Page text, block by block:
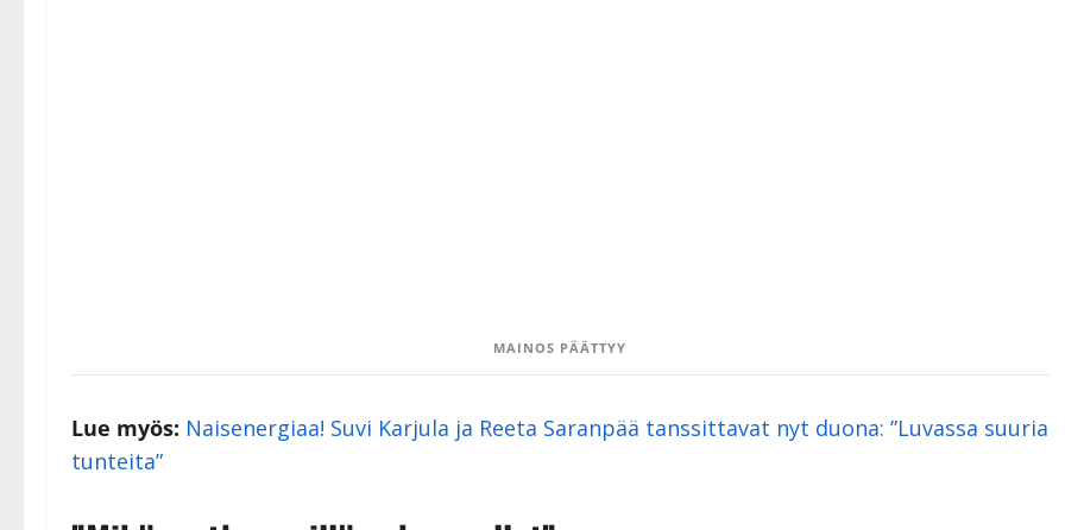
MAINOS PÄÄTTYY
Lue myös: Naisenergiaa! Suvi Karjula ja Reeta Saranpää tanssittavat nyt duona: ”Luvassa suuria
tunteita”